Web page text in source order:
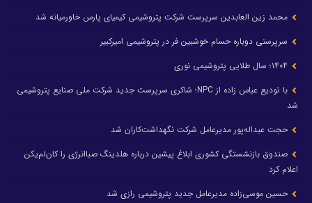
محمد زین العابدین سرپرست شرکت پتروشیمی کیمیای پارس خاورمیانه شد
سرپرستی دوباره حسام خوشبین فر در پتروشیمی امیرکبیر
با تودیع عباس زاده از NPC؛ شاکری سرپرست جدید شرکت ملی صنایع پتروشیمی
شد
حجت عبداله‌پور مدیرعامل شرکت نگهداشت‌کاران شد
صندوق بازنشستگی کشوری ابلاغ پیشین درباره هلدینگ صباانرژی را کان‌لم‌یکن
اعلام کرد
حسین موسی‌زاده مدیرعامل جدید پتروشیمی رازی شد